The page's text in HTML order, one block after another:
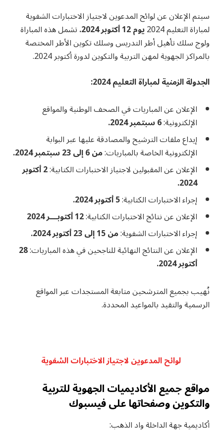
سيتم الإعلان عن لوائح المدعوين لاجتياز الاختبارات الشفوية
لمباراة التعليم 2024 يوم 12 أكتوبر 2024. تشمل هذه المباراة
ولوج سلك تأهيل أطر التدريس وسلك تكوين الأطر المختصة
بالمراكز الجهوية لمهن التربية والتكوين لدورة أكتوبر 2024.
الجدولة الزمنية لمباراة التعليم 2024:
الإعلان عن المباريات في الصحف الوطنية والمواقع
الإلكترونية:6 سبتمبر 2024.
إيداع ملفات الترشيح والمصادقة عليها عبر البوابة
الإلكترونية الخاصة بالمباريات:من 6 إلى 23 سبتمبر 2024.
الإعلان عن المقبولين لاجتياز الاختبارات الكتابية: 2 أكتوبر
2024.
إجراء الاختبارات الكتابية:5 أكتوبر 2024.
الإعلان عن نتائج الاختبارات الكتابية:12 أكتوبـــر 2024
إجراء الاختبارات الشفوية:من 15 إلى 23 أكتوبر 2024.
الإعلان عن النتائج النهائية للناجحين في هذه المباريات:28
أكتوبر 2024.
نُهيب بجميع المترشحين متابعة المستجدات عبر المواقع
الرسمية والتقيد بالمواعيد المحددة.
لوائح المدعوين لاجتياز الاختبارات الشفوية
مواقع جميع الأكاديميات الجهوية للتربية
والتكوين وصفحاتها على فيسبوك
أكاديمية جهة الداخلة واد الذهب: